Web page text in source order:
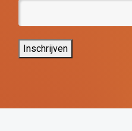
Inschrijven